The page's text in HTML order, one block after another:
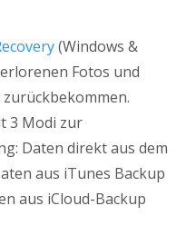
(Windows &
Fotos und
3 Modi zur
Daten direkt aus dem
aus iTunes Backup
aus iCloud-Backup